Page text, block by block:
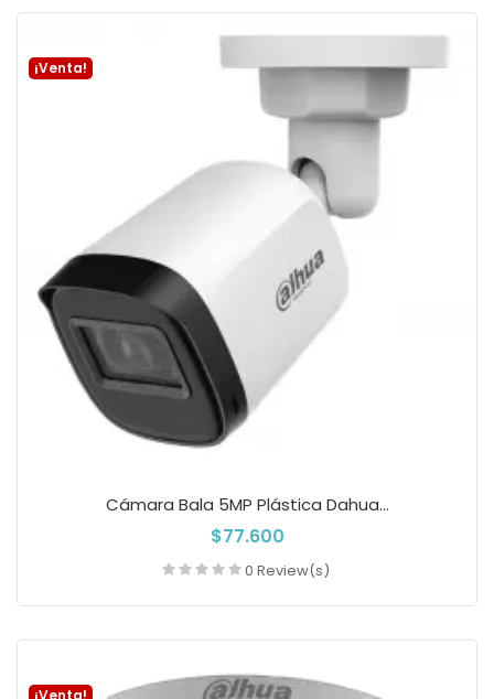
¡Venta!
Cámara Bala 5MP Plástica Dahua...
$77.600
0 Review(s)
¡Venta!